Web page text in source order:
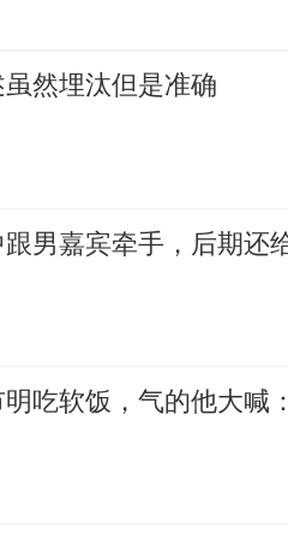
然埋汰但是准确
男嘉宾牵手，后期还
吃软饭，气的他大喊